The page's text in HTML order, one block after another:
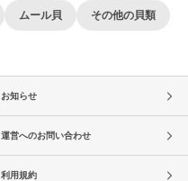
ムール貝 その他の貝類
お知らせ
運営へのお問い合わせ
利用規約